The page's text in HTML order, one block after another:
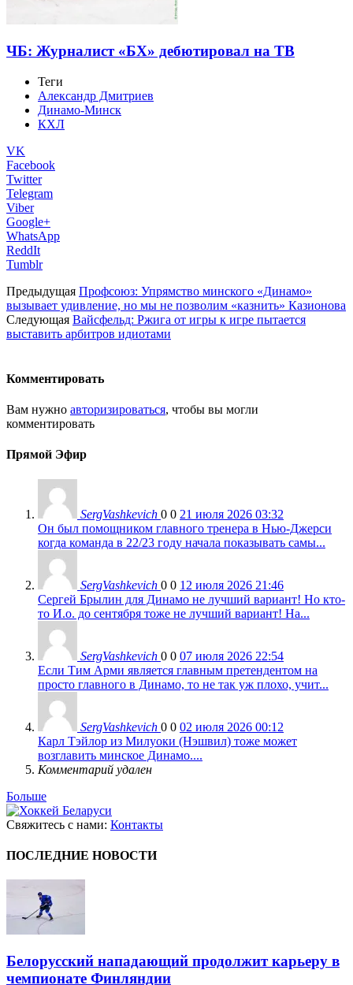
ЧБ: Журналист «БХ» дебютировал на ТВ
Теги
Александр Дмитриев
Динамо-Минск
КХЛ
VK
Facebook
Twitter
Telegram
Viber
Google+
WhatsApp
ReddIt
Tumblr
Предыдущая Профсоюз: Упрямство минского «Динамо»
вызывает удивление, но мы не позволим «казнить» Казионова
Следующая Вайсфельд: Ржига от игры к игре пытается
выставить арбитров идиотами
Комментировать
Вам нужно авторизироваться, чтобы вы могли
комментировать
Прямой Эфир
SergVashkevich 0 0 21 июля 2026 03:32
Он был помощником главного тренера в Нью-Джерси
когда команда в 22/23 году начала показывать самы...
SergVashkevich 0 0 12 июля 2026 21:46
Сергей Брылин для Динамо не лучший вариант! Но кто-
то И.о. до сентября тоже не лучший вариант! На...
SergVashkevich 0 0 07 июля 2026 22:54
Если Тим Арми является главным претендентом на
просто главного в Динамо, то не так уж плохо, учит...
SergVashkevich 0 0 02 июля 2026 00:12
Карл Тэйлор из Милуоки (Нэшвил) тоже может
возглавить минское Динамо....
Комментарий удален
Больше
Свяжитесь с нами: Контакты
ПОСЛЕДНИЕ НОВОСТИ
Белорусский нападающий продолжит карьеру в
чемпионате Финляндии